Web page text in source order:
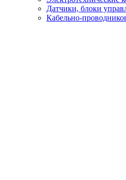
Датчики, блоки
Кабельно-